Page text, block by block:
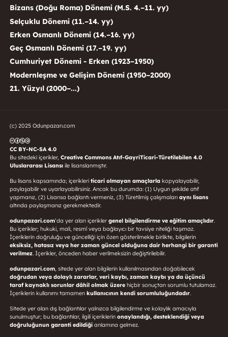
Bizans (Doğu Roma) Dönemi (M.S. 4.–11. yy)
Selçuklu Dönemi (11.–14. yy)
Erken Osmanlı Dönemi (14.–16. yy)
Geç Osmanlı Dönemi (17.–19. yy)
Cumhuriyet Dönemi - Erken (1923–1950)
Modernleşme ve Gelişim Dönemi (1950–2000)
21. Yüzyıl (2000–...)
(c) 2025 Odunpazarı.com
CC BY-NC-SA 4.0
Bu sitedeki içerikler, Creative Commons Atıf-GayriTicari-Türetilebilen 4.0
Uluslararası Lisansı ile lisanslanmıştır.
Bu lisans kapsamında; içerikleri ticari olmayan amaçlarlakopyalayabilir,
paylaşabilir ve uyarlayabilirsiniz. Ancak bu durumda: (1) Uygun şekilde atıf
yapmanız, (2) Lisansa bağlantı vermeniz, (3) Türetilmiş çalışmaları aynı lisans
altında paylaşmanız gerekmektedir.
odunpazari.com’da yer alan içerikler genel bilgilendirme ve eğitim amaçlıdır.
Bu içerikler; hukuki, mali, resmî veya bağlayıcı bir tavsiye niteliği taşımaz.
İçeriklerin doğruluğu ve güncelliği için özen gösterilmekle birlikte, bilgilerin
eksiksiz, hatasız veya her zaman güncel olduğuna dair herhangi bir garanti
verilmez. İçerikler, önceden haber verilmeksizin değiştirilebilir.
odunpazari.com, sitede yer alan bilgilerin kullanılmasından doğabilecek
doğrudan veya dolaylı zararlar, veri kaybı, zaman kaybı ya da üçüncü
taraf kaynaklı sorunlar dâhil olmak üzerehiçbir sonuçtan sorumlu tutulamaz.
İçeriklerin kullanımı tamamen kullanıcının kendi sorumluluğundadır.
Sitede yer alan dış bağlantılar yalnızca bilgilendirme ve kolaylık amacıyla
sunulmuştur; bu bağlantılar, ilgili içeriklerin onaylandığı, desteklendiği veya
doğruluğunun garanti edildiğianlamına gelmez.